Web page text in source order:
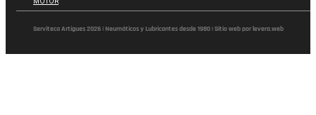
Serviteca Artigues 2026 | Neumáticos y Lubricantes desde 1980 | Sitio web por levera.web